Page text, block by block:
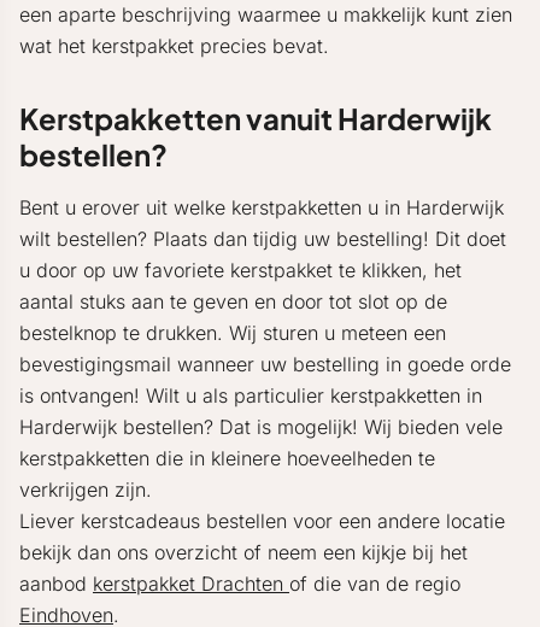
een aparte beschrijving waarmee u makkelijk kunt zien
wat het kerstpakket precies bevat.
Kerstpakketten vanuit Harderwijk
bestellen?
Bent u erover uit welke kerstpakketten u in Harderwijk
wilt bestellen? Plaats dan tijdig uw bestelling! Dit doet
u door op uw favoriete kerstpakket te klikken, het
aantal stuks aan te geven en door tot slot op de
bestelknop te drukken. Wij sturen u meteen een
bevestigingsmail wanneer uw bestelling in goede orde
is ontvangen! Wilt u als particulier kerstpakketten in
Harderwijk bestellen? Dat is mogelijk! Wij bieden vele
kerstpakketten die in kleinere hoeveelheden te
verkrijgen zijn.
Liever kerstcadeaus bestellen voor een andere locatie
bekijk dan ons overzicht of neem een kijkje bij het
aanbod kerstpakket Drachten of die van de regio
Eindhoven.